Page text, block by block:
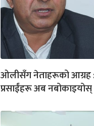
ओलीसँग नेताहरूको आग्रह :
प्रसाईंहरू अब नबोकाइयोस्